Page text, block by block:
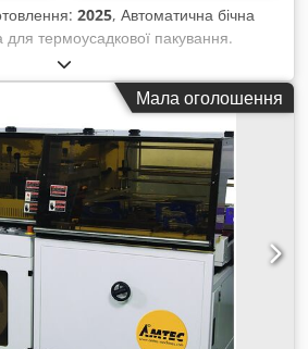
2025, Автоматична бічна
термоусадкової пакування.
з термотунелем
для повністю
на лінії, можливе як
завантаження. Credpsv Nl Efefx
максимальна кількість
ходу: 35 тактів/хвилину;
продукту: необмежена довжина, 300
вага (нетто/брутто): 400/500 кг;
В, 2 кВт; стиснене повітря: 5,5
машини Д1680 x Ш960 x В1500 мм.
ціни на нове обладнання часто
вживані машини. Будь ласка,
Вашим завданням щодо пакування.
Мала оголошення